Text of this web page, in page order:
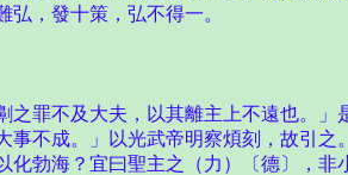
，發十策，弘不得一。
不及大夫，以其離主上不遠也。」
成。」以光武帝明察煩刻，故引之。
海？宜曰聖主之（力）〔德〕，非